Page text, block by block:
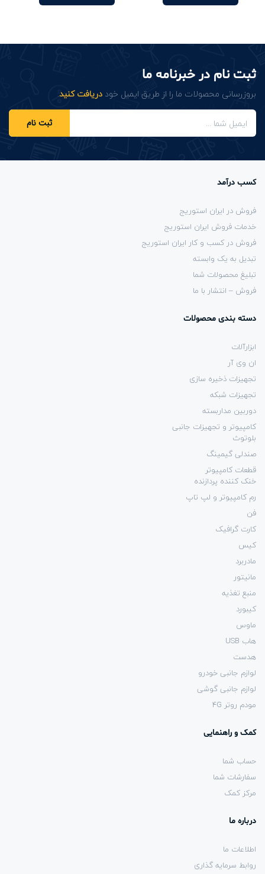
ثبت نام در خبرنامه ما
بروزرسانی محصولات ما را از طریق ایمیل خود دریافت کنید.
ثبت نام
کسب درآمد
فروش در ایران استوریج
خدمات فروش ایران استوریج
فروش در کسب و کار ایران استوریج
تبدیل به یک وابسته
تبلیغ محصولات شما
فروش – انتشار با ما
دسته بندی محصولات
ابزارآلات
ان وی آر
تجهیزات ذخیره سازی
تجهیزات شبکه
دوربین مداربسته
کامپیوتر و تجهیزات جانبی
بلوتوث
صندلی گیمینگ
قطعات کامپیوتر
خنک کننده پردازنده
رم کامپیوتر و لپ تاپ
فن
کارت گرافیک
کیس
مادربرد
مانیتور
منبع تغذیه
کیبورد
ماوس
هاب USB
هدست
لوازم جانبی خودرو
لوازم جانبی گوشی
مودم روتر 4G
کمک و راهنمایی
حساب شما
سفارشات شما
مرکز کمک
درباره ما
اطلاعات ما
روابط سرمایه گذاری